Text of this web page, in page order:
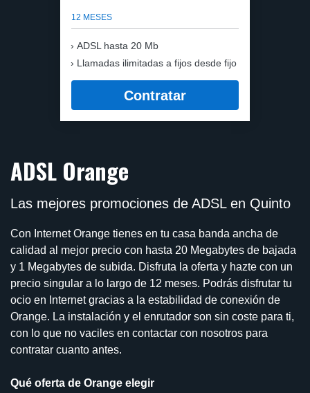
12 MESES
ADSL hasta 20 Mb
Llamadas ilimitadas a fijos desde fijo
Contratar
ADSL Orange
Las mejores promociones de ADSL en Quinto
Con Internet Orange tienes en tu casa banda ancha de
calidad al mejor precio con hasta 20 Megabytes de bajada
y 1 Megabytes de subida. Disfruta la oferta y hazte con un
precio singular a lo largo de 12 meses. Podrás disfrutar tu
ocio en Internet gracias a la estabilidad de conexión de
Orange. La instalación y el enrutador son sin coste para ti,
con lo que no vaciles en contactar con nosotros para
contratar cuanto antes.
Qué oferta de Orange elegir